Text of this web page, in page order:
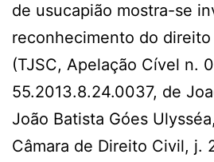
de usucapião mostra-se
reconhecimento do direito
(TJSC, Apelação Cível n.
55.2013.8.24.0037, de
João Batista Góes
Câmara de Direito Civil, j.